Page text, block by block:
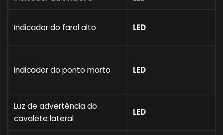
Indicador do farol alto LED
Indicador do ponto morto LED
Luz de advertência do
cavalete lateral
LED